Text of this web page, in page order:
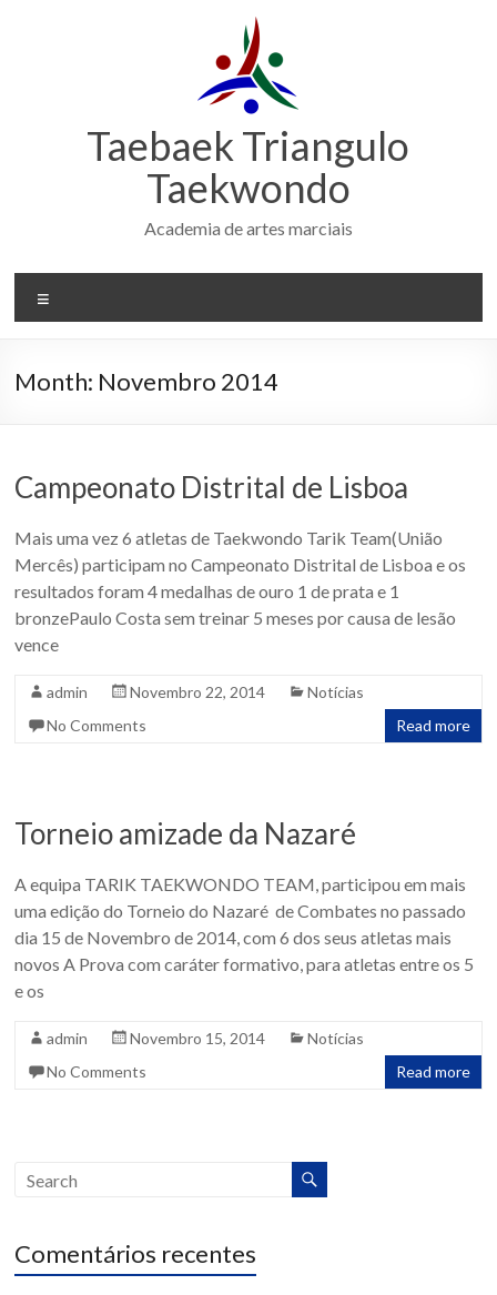
Taebaek Triangulo
Taekwondo
Academia de artes marciais
Month: Novembro 2014
Campeonato Distrital de Lisboa
Mais uma vez 6 atletas de Taekwondo Tarik Team(União
Mercês) participam no Campeonato Distrital de Lisboa e os
resultados foram 4 medalhas de ouro 1 de prata e 1
bronzePaulo Costa sem treinar 5 meses por causa de lesão
vence
admin Novembro 22, 2014
Notícias
No Comments
Read more
Torneio amizade da Nazaré
A equipa TARIK TAEKWONDO TEAM, participou em mais
uma edição do Torneio do Nazaré de Combates no passado
dia 15 de Novembro de 2014, com 6 dos seus atletas mais
novos A Prova com caráter formativo, para atletas entre os 5
e os
admin Novembro 15, 2014
Notícias
No Comments
Read more
Comentários recentes